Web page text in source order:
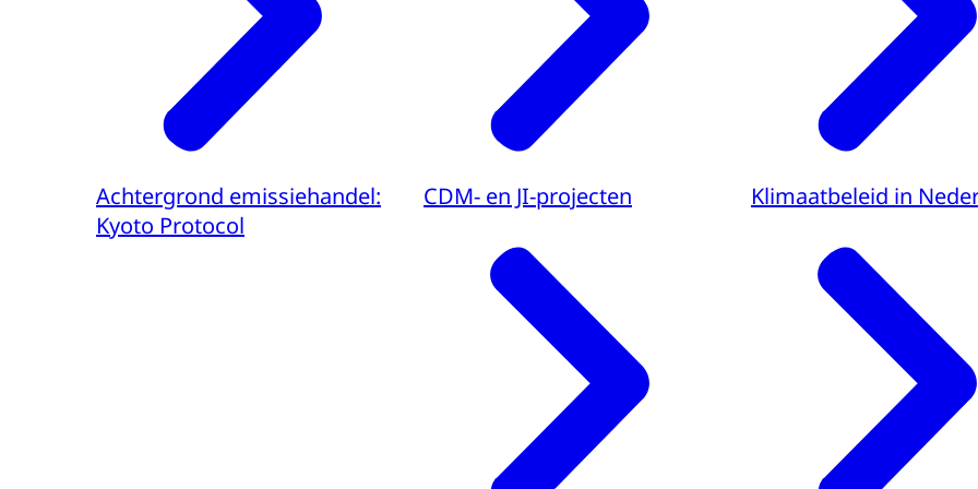
Achtergrond emissiehandel:
Kyoto Protocol
CDM- en JI-projecten Klimaatbeleid in